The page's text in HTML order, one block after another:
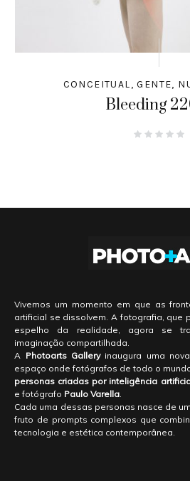
CONCEITUAL,GENTE,
Bleeding
Vivemos um momento em que as
artificial se dissolvem. A fotografia, que
espelho da realidade, agora se
imaginação compartilhada.
A Photoarts Galleryinaugura uma
espaço onde fotógrafos de todo o
personas criadas por inteligência
e fotógrafo Paulo Varella
Cada uma dessas personas nasce de
fruto de prompts complexos que
tecnologia e estética contemporânea.